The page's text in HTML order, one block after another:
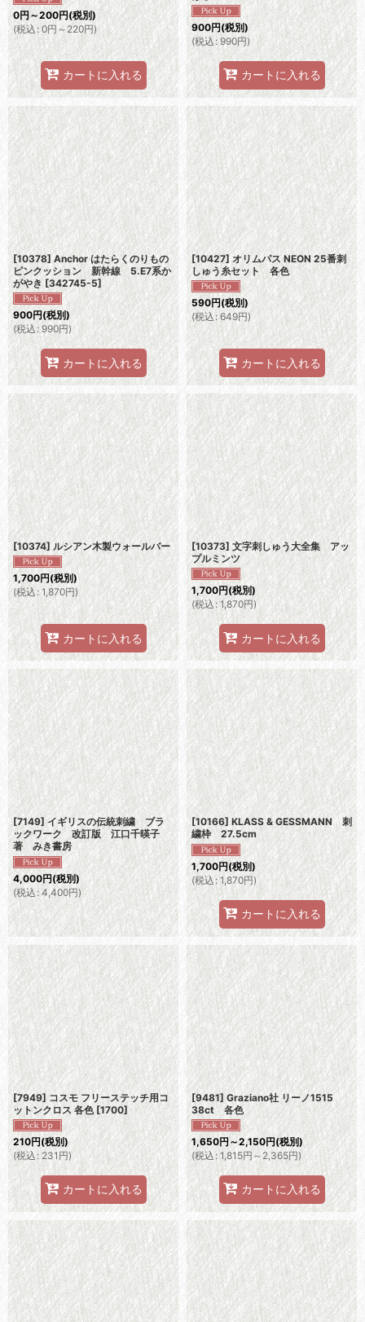
0円 ～200円(税別)
(税込 : 0円～220円)
カートに入れる
900円(税別)
(税込: 990円)
カートに入れる
[10378] Anchor はたらくのりもの
ピンクッション 新幹線 5.E7系か
がやき [342745-5]
900円(税別)
(税込 : 990円)
カートに入れる
[10427] オリムパス NEON 25番刺
しゅう糸セット 各色
590円(税別)
(税込: 649円)
カートに入れる
[10374] ルシアン木製ウォールバー
1,700円(税別)
(税込: 1,870円)
カートに入れる
[10373] 文字刺しゅう大全集 アッ
プルミンツ
1,700円(税別)
(税込: 1,870円)
カートに入れる
[7149] イギリスの伝統刺繍 ブラ
ックワーク 改訂版 江口千暎子
著 みき書房
4,000円(税別)
(税込 : 4,400円)
[10166] KLASS & GESSMANN 刺
繍枠 27.5cm
1,700円(税別)
(税込: 1,870円)
カートに入れる
[7949] コスモ フリーステッチ用コ
ットンクロス 各色 [1700]
210円(税別)
(税込: 231円)
カートに入れる
[9481] Graziano社 リーノ1515
38ct 各色
1,650円～2,150円(税別)
(税込 : 1,815円～2,365円)
カートに入れる